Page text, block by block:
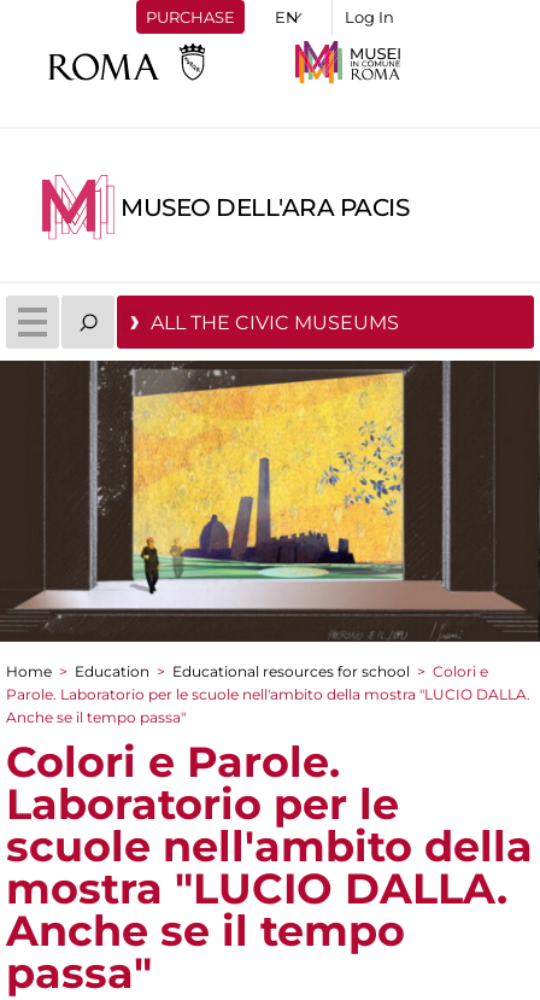
PURCHASE Log In
MUSEO DELL'ARA PACIS
ALL THE CIVIC MUSEUMS
You are here
Home > Education > Educational resources for school > Colori e
Parole. Laboratorio per le scuole nell'ambito della mostra "LUCIO DALLA.
Anche se il tempo passa"
Colori e Parole.
Laboratorio per le
scuole nell'ambito della
mostra "LUCIO DALLA.
Anche se il tempo
passa"